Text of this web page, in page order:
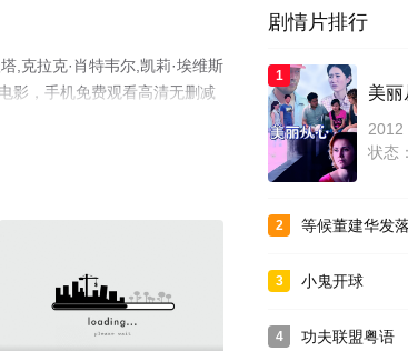
,克拉克·肖特韦尔,凯莉·埃维斯
影，手机免费观看高清无删减
剧情片排行
1
美丽
2012
状态
2 等候董建华发
3 小鬼开球
4 功夫联盟粤语